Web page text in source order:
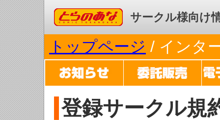
コミックとらのあな サークル様向け
トップページ / インタ
登録サークル規